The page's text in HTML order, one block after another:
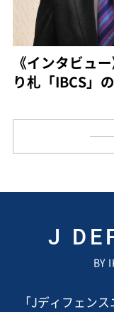
《インタビュ
り札「IBCS」
J
BY
「Jディフェン